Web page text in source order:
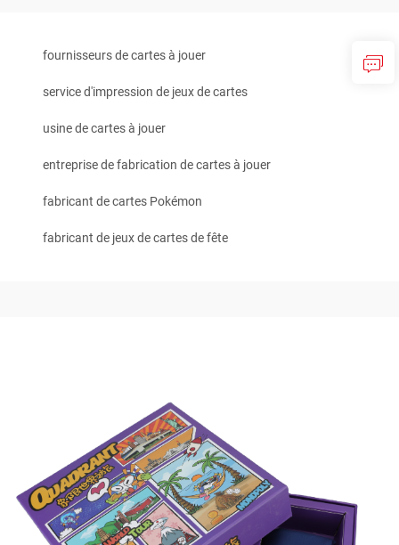
fournisseurs de cartes à jouer
service d'impression de jeux de cartes
usine de cartes à jouer
entreprise de fabrication de cartes à jouer
fabricant de cartes Pokémon
fabricant de jeux de cartes de fête